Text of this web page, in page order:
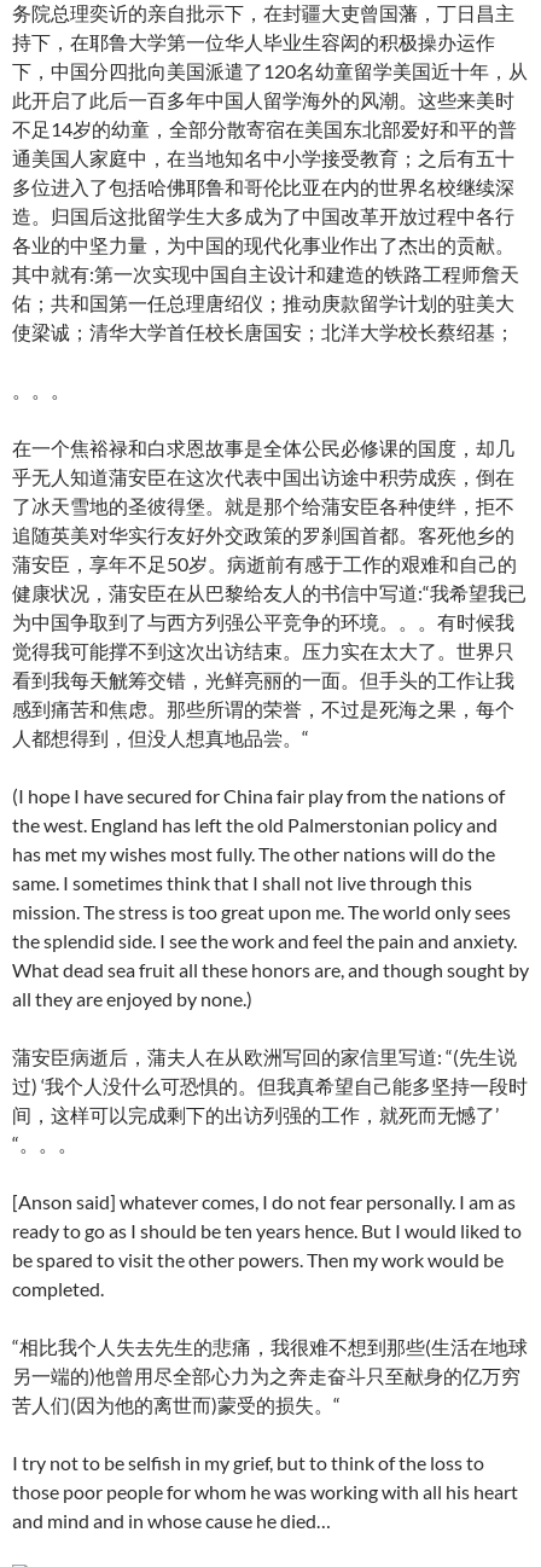
务院总理奕䜣的亲自批示下，在封疆大吏曾国藩，丁日昌主
持下，在耶鲁大学第一位华人毕业生容闳的积极操办运作
下，中国分四批向美国派遣了120名幼童留学美国近十年，从
此开启了此后一百多年中国人留学海外的风潮。这些来美时
不足14岁的幼童，全部分散寄宿在美国东北部爱好和平的普
通美国人家庭中，在当地知名中小学接受教育；之后有五十
多位进入了包括哈佛耶鲁和哥伦比亚在内的世界名校继续深
造。归国后这批留学生大多成为了中国改革开放过程中各行
各业的中坚力量，为中国的现代化事业作出了杰出的贡献。
其中就有:第一次实现中国自主设计和建造的铁路工程师詹天
佑；共和国第一任总理唐绍仪；推动庚款留学计划的驻美大
使梁诚；清华大学首任校长唐国安；北洋大学校长蔡绍基；
。。。
在一个焦裕禄和白求恩故事是全体公民必修课的国度，却几
乎无人知道蒲安臣在这次代表中国出访途中积劳成疾，倒在
了冰天雪地的圣彼得堡。就是那个给蒲安臣各种使绊，拒不
追随英美对华实行友好外交政策的罗刹国首都。客死他乡的
蒲安臣，享年不足50岁。病逝前有感于工作的艰难和自己的
健康状况，蒲安臣在从巴黎给友人的书信中写道:“我希望我已
为中国争取到了与西方列强公平竞争的环境。。。有时候我
觉得我可能撑不到这次出访结束。压力实在太大了。世界只
看到我每天觥筹交错，光鲜亮丽的一面。但手头的工作让我
感到痛苦和焦虑。那些所谓的荣誉，不过是死海之果，每个
人都想得到，但没人想真地品尝。“
(I hope I have secured for China fair play from the nations of
the west. England has left the old Palmerstonian policy and
has met my wishes most fully. The other nations will do the
same. I sometimes think that I shall not live through this
mission. The stress is too great upon me. The world only sees
the splendid side. I see the work and feel the pain and anxiety.
What dead sea fruit all these honors are, and though sought by
all they are enjoyed by none.)
蒲安臣病逝后，蒲夫人在从欧洲写回的家信里写道: “(先生说
过) ‘我个人没什么可恐惧的。但我真希望自己能多坚持一段时
间，这样可以完成剩下的出访列强的工作，就死而无憾了’
“。。。
[Anson said] whatever comes, I do not fear personally. I am as
ready to go as I should be ten years hence. But I would liked to
be spared to visit the other powers. Then my work would be
completed.
“相比我个人失去先生的悲痛，我很难不想到那些(生活在地球
另一端的)他曾用尽全部心力为之奔走奋斗只至献身的亿万穷
苦人们(因为他的离世而)蒙受的损失。“
I try not to be selfish in my grief, but to think of the loss to
those poor people for whom he was working with all his heart
and mind and in whose cause he died…